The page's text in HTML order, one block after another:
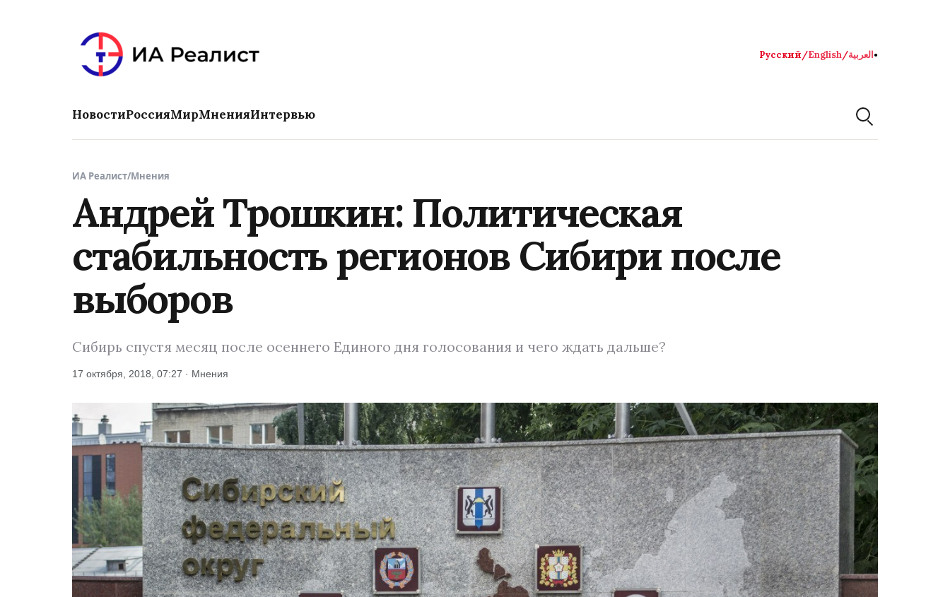
Русский/English/العربية●
НовостиРоссияМирМненияИнтервью
ИА Реалист/Мнения
Андрей Трошкин: Политическая
стабильность регионов Сибири после
выборов
Сибирь спустя месяц после осеннего Единого дня голосования и чего ждать дальше?
17 октября, 2018, 07:27 · Мнения